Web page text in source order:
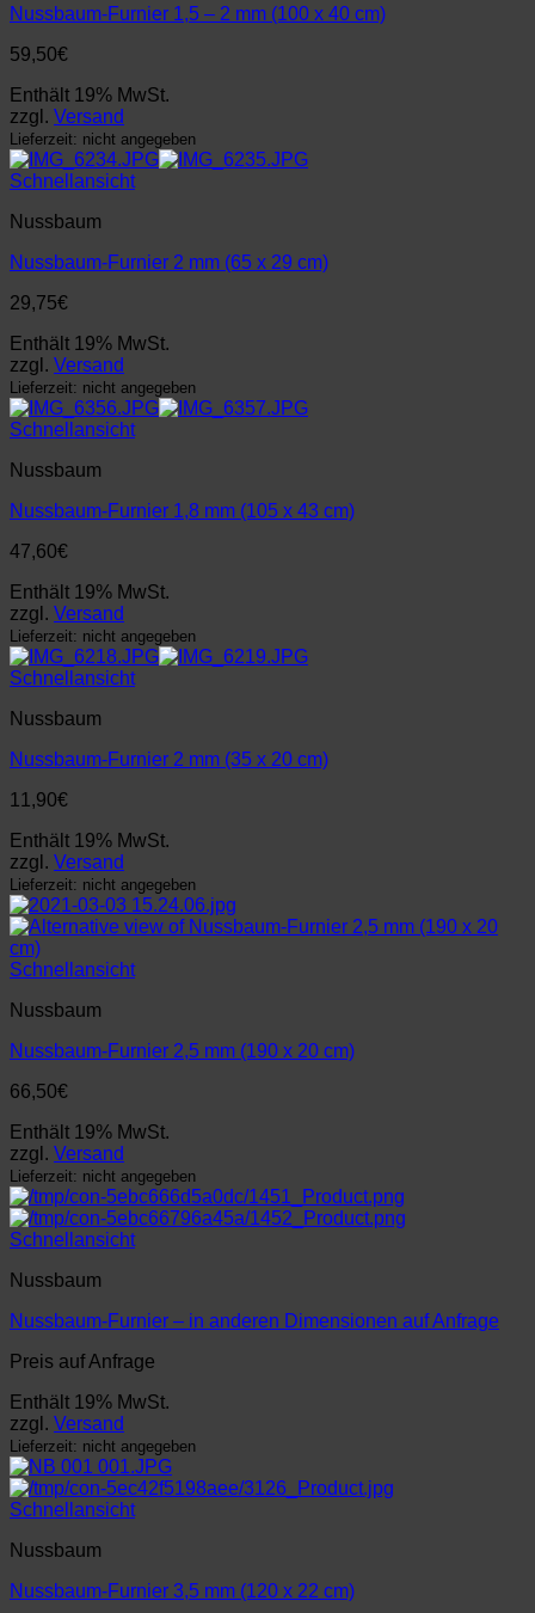
Nussbaum-Furnier 1,5 – 2 mm (100 x 40 cm)
59,50€
Enthält 19% MwSt.
zzgl. Versand
Lieferzeit: nicht angegeben
Schnellansicht
Nussbaum
Nussbaum-Furnier 2 mm (65 x 29 cm)
29,75€
Enthält 19% MwSt.
zzgl. Versand
Lieferzeit: nicht angegeben
Schnellansicht
Nussbaum
Nussbaum-Furnier 1,8 mm (105 x 43 cm)
47,60€
Enthält 19% MwSt.
zzgl. Versand
Lieferzeit: nicht angegeben
Schnellansicht
Nussbaum
Nussbaum-Furnier 2 mm (35 x 20 cm)
11,90€
Enthält 19% MwSt.
zzgl. Versand
Lieferzeit: nicht angegeben
Schnellansicht
Nussbaum
Nussbaum-Furnier 2,5 mm (190 x 20 cm)
66,50€
Enthält 19% MwSt.
zzgl. Versand
Lieferzeit: nicht angegeben
Schnellansicht
Nussbaum
Nussbaum-Furnier – in anderen Dimensionen auf Anfrage
Preis auf Anfrage
Enthält 19% MwSt.
zzgl. Versand
Lieferzeit: nicht angegeben
Schnellansicht
Nussbaum
Nussbaum-Furnier 3,5 mm (120 x 22 cm)